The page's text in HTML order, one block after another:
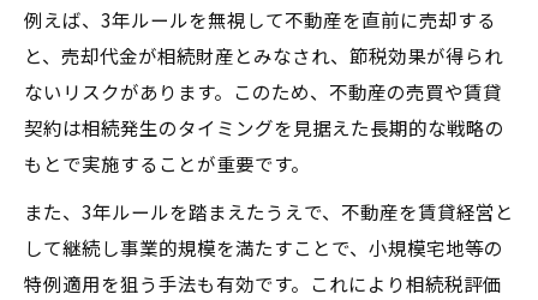
例えば、3年ルールを無視して不動産を直前に売却する
と、売却代金が相続財産とみなされ、節税効果が得られ
ないリスクがあります。このため、不動産の売買や賃貸
契約は相続発生のタイミングを見据えた長期的な戦略の
もとで実施することが重要です。
また、3年ルールを踏まえたうえで、不動産を賃貸経営と
して継続し事業的規模を満たすことで、小規模宅地等の
特例適用を狙う手法も有効です。これにより相続税評価